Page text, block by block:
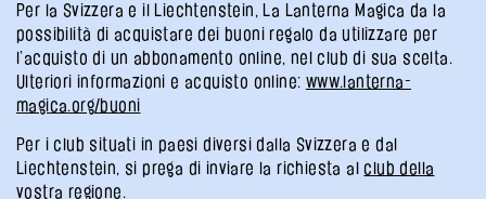
Per la Svizzera e il Liechtenstein, La Lanterna Magica da la
possibilità di acquistare dei buoni regalo da utilizzare per
l’acquisto di un abbonamento online, nel club di sua scelta.
Ulteriori informazioni e acquisto online: www.lanterna-
magica.org/buoni
Per i club situati in paesi diversi dalla Svizzera e dal
Liechtenstein, si prega di inviare la richiesta alclub della
vostra regione.